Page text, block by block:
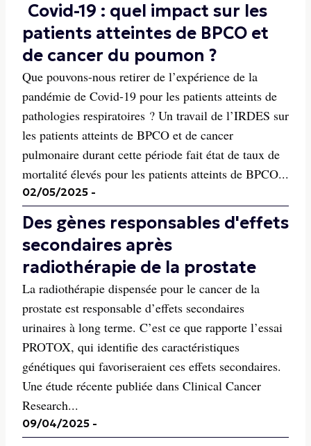
Covid-19 : quel impact sur les
patients atteintes de BPCO et
de cancer du poumon ?
Que pouvons-nous retirer de l’expérience de la
pandémie de Covid-19 pour les patients atteints de
pathologies respiratoires ? Un travail de l’IRDES sur
les patients atteints de BPCO et de cancer
pulmonaire durant cette période fait état de taux de
mortalité élevés pour les patients atteints de BPCO...
02/05/2025 -
Des gènes responsables d'effets
secondaires après
radiothérapie de la prostate
La radiothérapie dispensée pour le cancer de la
prostate est responsable d’effets secondaires
urinaires à long terme. C’est ce que rapporte l’essai
PROTOX, qui identifie des caractéristiques
génétiques qui favoriseraient ces effets secondaires.
Une étude récente publiée dans Clinical Cancer
Research...
09/04/2025 -